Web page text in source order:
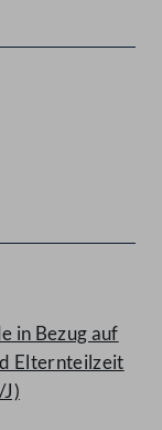
in Bezug auf
Elternteilzeit